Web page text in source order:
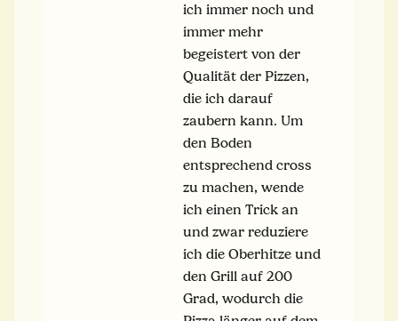
ich immer noch und
immer mehr
begeistert von der
Qualität der Pizzen,
die ich darauf
zaubern kann. Um
den Boden
entsprechend cross
zu machen, wende
ich einen Trick an
und zwar reduziere
ich die Oberhitze und
den Grill auf 200
Grad, wodurch die